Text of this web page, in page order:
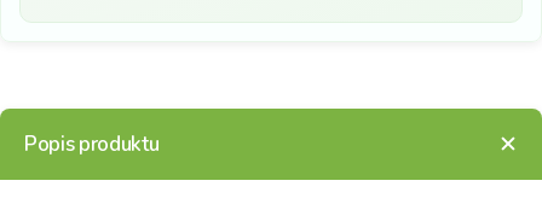
Popis produktu